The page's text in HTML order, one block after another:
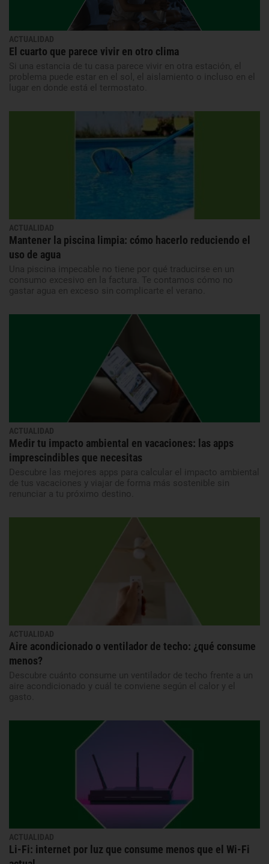
ACTUALIDAD
El cuarto que parece vivir en otro clima
Si una estancia de tu casa parece vivir en otra estación, el
problema puede estar en el sol, el aislamiento o incluso en el
lugar en donde está el termostato.
ACTUALIDAD
Mantener la piscina limpia: cómo hacerlo reduciendo el
uso de agua
Una piscina impecable no tiene por qué traducirse en un
consumo excesivo en la factura. Te contamos cómo no
gastar agua en exceso sin complicarte el verano.
ACTUALIDAD
Medir tu impacto ambiental en vacaciones: las apps
imprescindibles que necesitas
Descubre las mejores apps para calcular el impacto ambiental
de tus vacaciones y viajar de forma más sostenible sin
renunciar a tu próximo destino.
ACTUALIDAD
Aire acondicionado o ventilador de techo: ¿qué consume
menos?
Descubre cuánto consume un ventilador de techo frente a un
aire acondicionado y cuál te conviene según el calor y el
gasto.
ACTUALIDAD
Li-Fi: internet por luz que consume menos que el Wi-Fi